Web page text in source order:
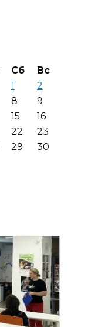
Сб
Вс
1
2
8
9
15
16
22
23
29
30